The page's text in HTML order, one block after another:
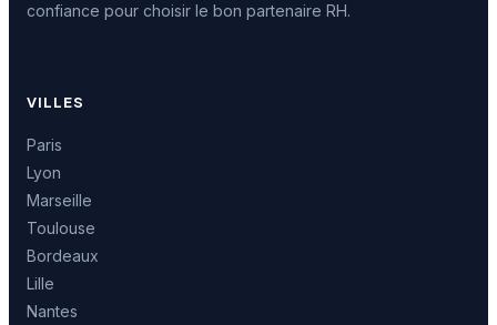
confiance pour choisir le bon partenaire RH.
VILLES
Paris
Lyon
Marseille
Toulouse
Bordeaux
Lille
Nantes